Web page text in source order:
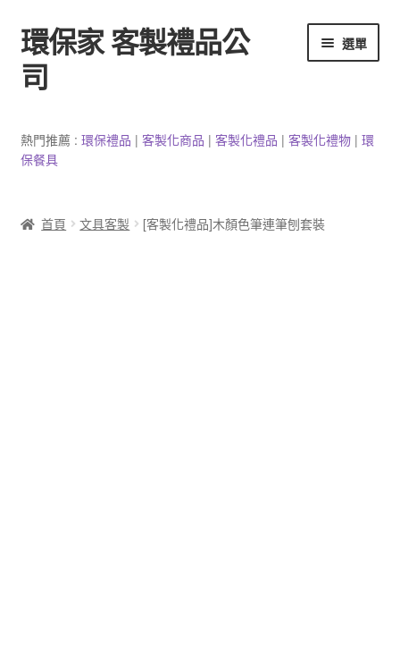
跳
至
導
跳
至
主
容
環保家 客製禮品公
司
選單
3C產品客製
熱門推薦 : 環保禮品 | 客製化商品 | 客製化禮品 | 客製化禮物| 環
保餐具
首頁 文具客製 [客製化禮品]木顏色筆連筆刨套裝